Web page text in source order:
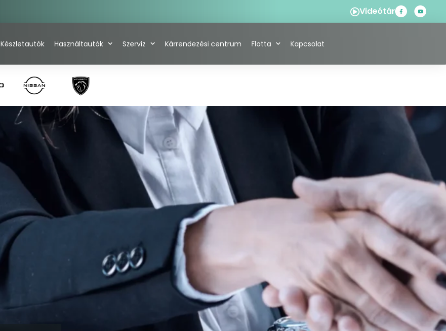
Videótár
Készletautók Használtautók Szerviz Kárrendezési centrum Flotta Kapcsolat